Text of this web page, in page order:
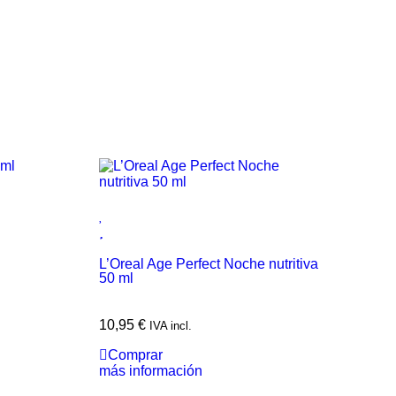
L’Oreal Age Perfect Noche nutritiva
50 ml
10,95 € IVA incl.
Comprar
más información